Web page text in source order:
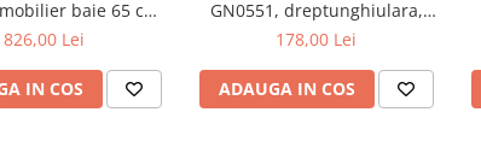
baie 65 cm,
1 sertar, 1 usa,
cromate, alb
826,00 Lei
IN COS
GN0551, dreptunghiulara,
PAL, 50 cm, alb
178,00 Lei
ADAUGA IN COS